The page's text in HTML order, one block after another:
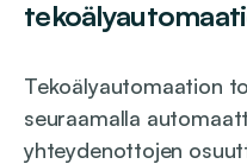
Tekoälyautomaation
seuraamalla
yhteydenottojen